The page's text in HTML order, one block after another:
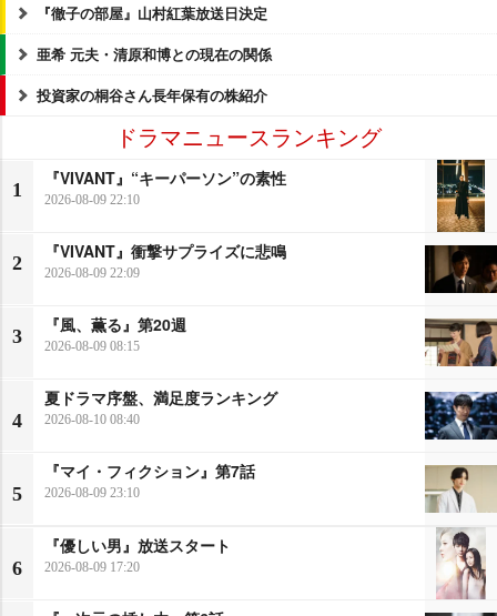
『徹子の部屋』山村紅葉放送日決定
亜希 元夫・清原和博との現在の関係
投資家の桐谷さん長年保有の株紹介
ドラマニュースランキング
1
『VIVANT』“キーパーソン”の素性
2026-08-09 22:10
2
『VIVANT』衝撃サプライズに悲鳴
2026-08-09 22:09
3
『風、薫る』第20週
2026-08-09 08:15
4
夏ドラマ序盤、満足度ランキング
2026-08-10 08:40
5
『マイ・フィクション』第7話
2026-08-09 23:10
6
『優しい男』放送スタート
2026-08-09 17:20